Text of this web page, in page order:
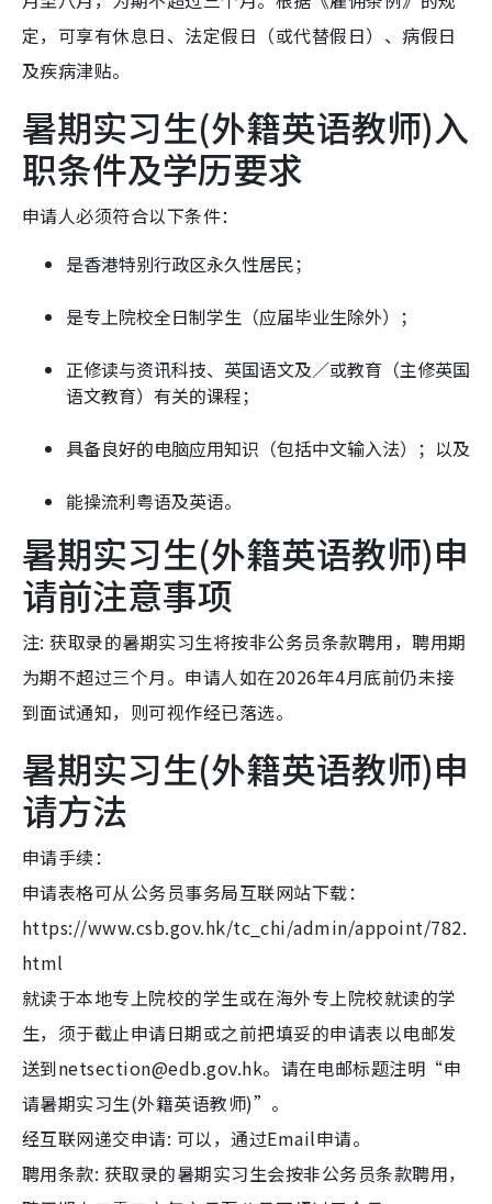
定，可享有休息日、法定假日（或代替假日）、病假日
及疾病津贴。
暑期实习生(外籍英语教师)入
职条件及学历要求
申请人必须符合以下条件：
是香港特别行政区永久性居民；
是专上院校全日制学生（应届毕业生除外）；
正修读与资讯科技、英国语文及／或教育（主修英国
语文教育）有关的课程；
具备良好的电脑应用知识（包括中文输入法）；以及
能操流利粤语及英语。
暑期实习生(外籍英语教师)申
请前注意事项
注: 获取录的暑期实习生将按非公务员条款聘用，聘用期
为期不超过三个月。申请人如在2026年4月底前仍未接
到面试通知，则可视作经已落选。
暑期实习生(外籍英语教师)申
请方法
申请手续：
申请表格可从公务员事务局互联网站下载：
https://www.csb.gov.hk/tc_chi/admin/appoint/782.
html
就读于本地专上院校的学生或在海外专上院校就读的学
生，须于截止申请日期或之前把填妥的申请表以电邮发
送到netsection@edb.gov.hk。请在电邮标题注明“申
请暑期实习生(外籍英语教师)”。
经互联网递交申请: 可以，通过Email申请。
聘用条款: 获取录的暑期实习生会按非公务员条款聘用，